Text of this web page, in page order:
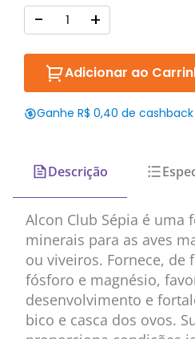
- +
Adicionar ao
Ganhe R$ 0,40 de cashback
Descrição
Alcon Club Sépia é uma
minerais para as aves
ou viveiros. Fornece, de
fósforo e magnésio,
desenvolvimento e
bico e casca dos ovos.